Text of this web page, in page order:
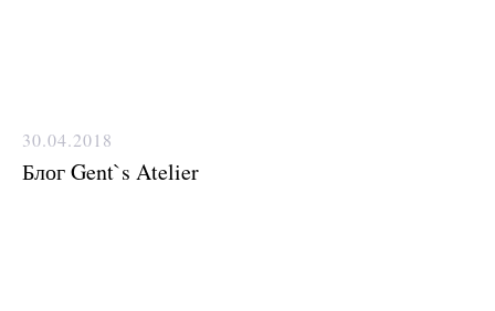
30.04.2018
Блог Gent`s Atelier